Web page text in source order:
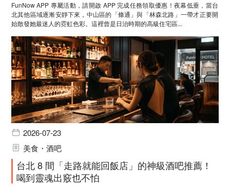
FunNow APP 專屬活動，請開啟 APP 完成任務領取優惠！夜幕低垂，當台
北其他區域逐漸安靜下來，中山區的「條通」與「林森北路」一帶才正要開
始散發她最迷人的霓虹色彩。這裡曾是日治時期的高級住宅區...
2026-07-23
美食・酒吧
台北 8 間「走路就能回飯店」的神級酒吧推薦！
喝到靈魂出竅也不怕